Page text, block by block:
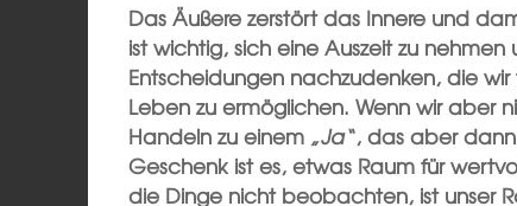
Das Äußere zerstört das Innere und
ist wichtig, sich eine Auszeit zu
Entscheidungen nachzudenken, die wir
Leben zu ermöglichen. Wenn wir aber
Handeln zu einem „Ja“, das aber
Geschenk ist es, etwas Raum für
die Dinge nicht beobachten, ist unser